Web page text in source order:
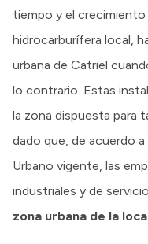
tiempo y el
hidrocarburífera local,
urbana de Catriel
lo contrario. Estas
la zona dispuesta para
dado que, de acuerdo
Urbano vigente, las
industriales y de
zona urbana de la